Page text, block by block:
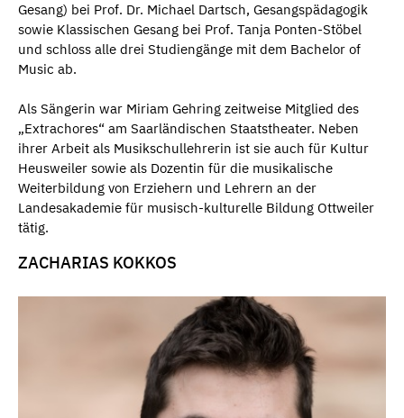
Gesang) bei Prof. Dr. Michael Dartsch, Gesangspädagogik
sowie Klassischen Gesang bei Prof. Tanja Ponten-Stöbel
und schloss alle drei Studiengänge mit dem Bachelor of
Music ab.
Als Sängerin war Miriam Gehring zeitweise Mitglied des
„Extrachores“ am Saarländischen Staatstheater. Neben
ihrer Arbeit als Musikschullehrerin ist sie auch für Kultur
Heusweiler sowie als Dozentin für die musikalische
Weiterbildung von Erziehern und Lehrern an der
Landesakademie für musisch-kulturelle Bildung Ottweiler
tätig.
ZACHARIAS KOKKOS